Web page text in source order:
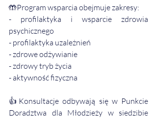
🤲Program wsparcia obejmuje zakresy:
- profilaktyka i wsparcie zdrowia
psychicznego
- profilaktyka uzależnień
- zdrowe odżywianie
- zdrowy tryb życia
- aktywność fizyczna
👍Konsultacje odbywają się w Punkcie
Doradztwa dla Młodzieży w siedzibie